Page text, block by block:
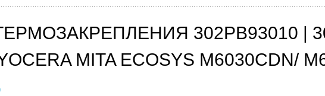
302PB93010 |
MITA ECOSYS M6030CDN/